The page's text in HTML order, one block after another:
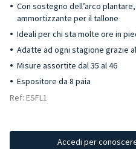
Con sostegno dell’arco
ammortizzante per il tallone
Ideali per chi sta molte ore in
Adatte ad ogni stagione grazie
Misure assortite dal 35 al 46
Espositore da 8 paia
Ref: ESFL1
Accedi per